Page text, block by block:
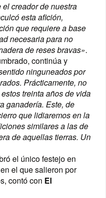
el creador de nuestra
esta afición,
que requiere a base
necesaria para no
de reses bravas».
continúa y
ninguneados por
Prácticamente, no
treinta años de vida
ganadería. Este, de
que lidiaremos en la
similares a las de
de aquellas tierras. Un
el único festejo en
el que salieron por
contó con El